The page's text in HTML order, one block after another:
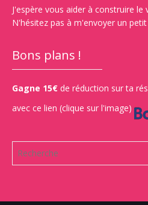
J'espère vous aider à construire le
N'hésitez pas à m'envoyer un
Bons plans !
Gagne 15€ de réduction sur ta
avec ce lien (clique sur l'image)